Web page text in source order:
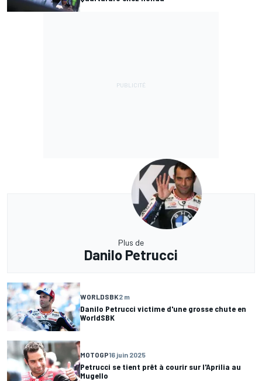
Plus de
Danilo Petrucci
WORLDSBK2 m
Danilo Petrucci victime d'une grosse chute en
WorldSBK
MOTOGP16 juin 2025
Petrucci se tient prêt à courir sur l'Aprilia au
Mugello